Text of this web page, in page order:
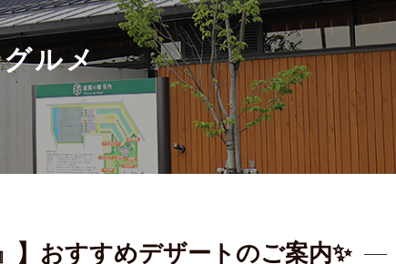
グルメ
】おすすめデザートのご案内✨